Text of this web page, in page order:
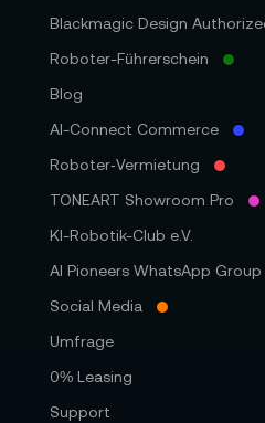
Blackmagic Design
Roboter-Führerschein
Blog
AI-Connect Commerce
Roboter‑Vermietung
TONEART Showroom Pro
KI-Robotik-Club e.V.
AI Pioneers WhatsApp Group
Social Media
Umfrage
0% Leasing
Support